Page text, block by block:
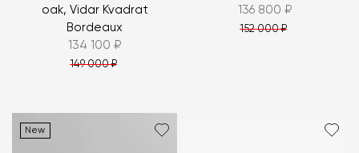
oak, Vidar Kvadrat
Bordeaux
134 100 ₽
149 000 ₽
136 800 ₽
152 000 ₽
New